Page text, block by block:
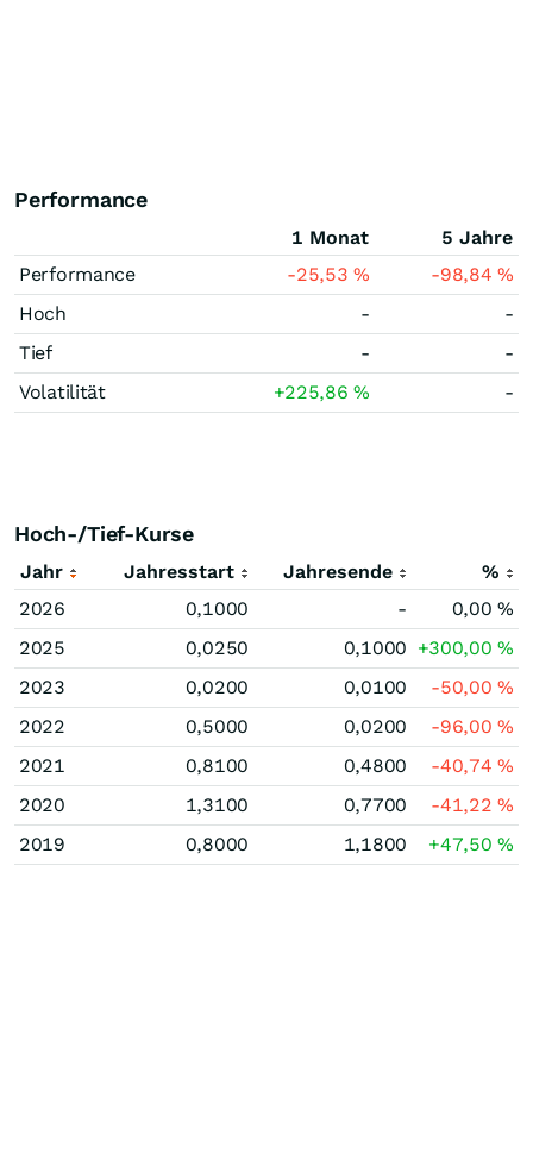
Performance
1 Monat
5 Jahre
Performance
-25,53% -98,84%
Hoch
-
-
Tief
-
-
Volatilität
+225,86% -
Hoch-/Tief-Kurse
Jahr Jahresstart Jahresende
%
2026
0,1000 - 0,00%
2025
0,0250 0,1000 +300,00%
2023
0,0200 0,0100 -50,00%
2022
0,5000 0,0200 -96,00%
2021
0,8100 0,4800 -40,74%
2020
1,3100 0,7700 -41,22%
2019
0,8000 1,1800 +47,50%